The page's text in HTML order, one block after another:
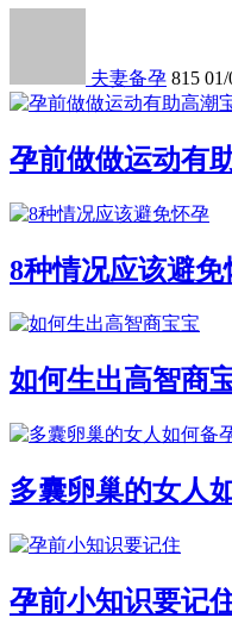
夫妻备孕 815 01/
孕前做做运动有
8种情况应该避免
如何生出高智商
多囊卵巢的女人
孕前小知识要记